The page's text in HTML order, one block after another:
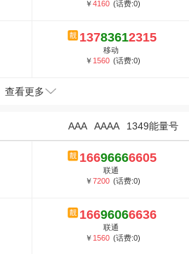
￥4160 (话费:0)
13783612315
移动
￥ 1560 (话费:0)
查看更多
1349能量号
AAAA
AAA
16696666605
联通
￥7200 (话费:0)
16696066636
联通
￥ 1560 (话费:0)